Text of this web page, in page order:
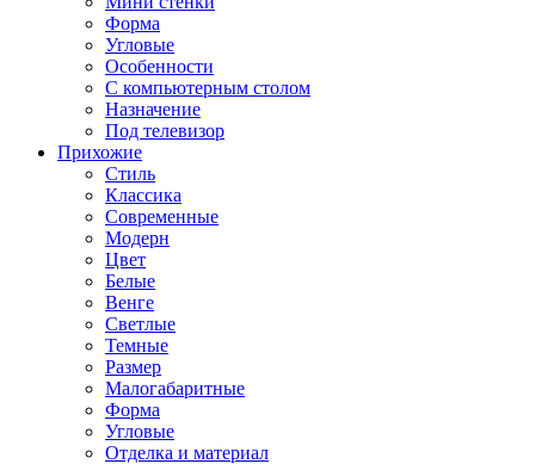
Форма
Угловые
Особенности
С компьютерным столом
Назначение
Под телевизор
Прихожие
Стиль
Классика
Современные
Модерн
Цвет
Белые
Венге
Светлые
Темные
Размер
Малогабаритные
Форма
Угловые
Отделка и материал